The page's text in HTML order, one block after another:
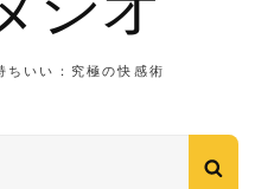
に
基
づ
ちいい：究極の快感術